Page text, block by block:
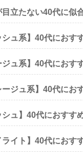
目立たない40代に似
シュ系】40代におす
ジュ系】40代におす
ージュ系】40代にお
シュ】40代におすす
ライト】40代におす